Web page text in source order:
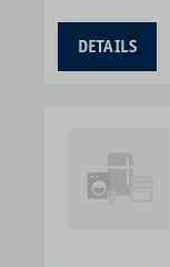
DETAILS